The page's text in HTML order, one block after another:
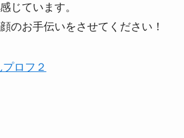
じています。
のお手伝いをさせてください！